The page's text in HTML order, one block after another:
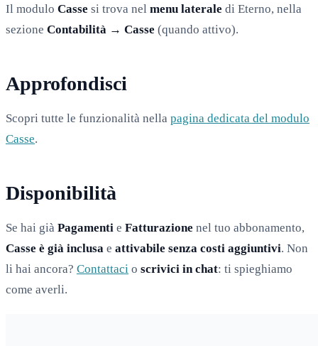
Il modulo Casse si trova nel menu laterale di Eterno, nella
sezione Contabilità → Casse (quando attivo).
Approfondisci
Scopri tutte le funzionalità nella pagina dedicata del modulo
Casse.
Disponibilità
Se hai già Pagamenti e Fatturazione nel tuo abbonamento,
Casse è già inclusa e attivabile senza costi aggiuntivi. Non
li hai ancora? Contattaci o scrivici in chat: ti spieghiamo
come averli.